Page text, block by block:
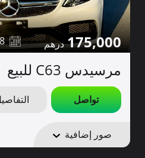
175,000
مرسيدس C63 للبيع
تواصل
صور إضافية